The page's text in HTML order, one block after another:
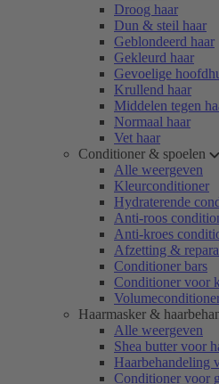
Droog haar
Dun & steil haar
Geblondeerd haar
Gekleurd haar
Gevoelige
Krullend haar
Middelen tegen
Normaal haar
Vet haar
Conditioner & spoelen
Alle weergeven
Kleurconditioner
Hydraterende
Anti-roos
Anti-kroes
Afzetting &
Conditioner bars
Conditioner voor
Haarmasker &
Alle weergeven
Shea butter voor
Haarbehandeling
Conditioner voor